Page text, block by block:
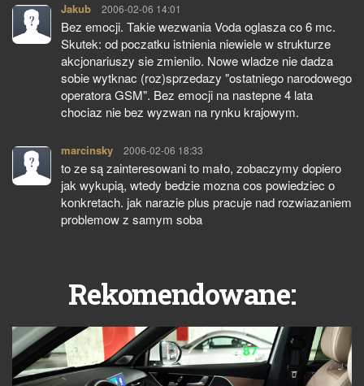
Jakub pisze:
2006-02-06 14:01
Bez emocji. Takie wezwania Voda oglasza co 6 mc.
Skutek: od poczatku istnienia niewiele w strukturze
akcjonariuszy sie zmienilo. Nowe wladze nie dadza
sobie wytknac (roz)sprzedazy "ostatniego narodowego
operatora GSM". Bez emocji na nastepne 4 lata
chociaz nie bez wyzwan na rynku krajowym.
marcinsky pisze:
2006-02-06 18:33
to ze są zainteresowani to mało, zobaczymy dopiero
jak wykupią, wtedy bedzie mozna cos powiedziec o
konkretach. jak narazie plus pracuje nad rozwiazaniem
problemow z samym soba
Rekomendowane: